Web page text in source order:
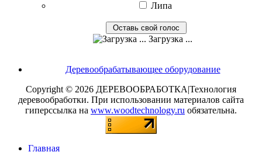
Липа
Загрузка ...
Деревообрабатывающее оборудование
Copyright © 2026 ДЕРЕВООБРАБОТКА|Технология
деревообработки. При использовании материалов сайта
гиперссылка на www.woodtechnology.ru обязательна.
Главная